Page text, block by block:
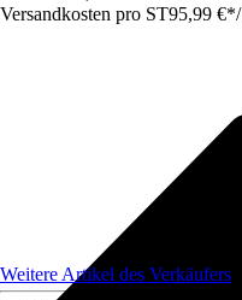
Versandkosten pro ST95,99 €*/
Weitere Artikel des Verkäufers